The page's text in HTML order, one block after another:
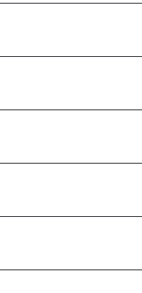
Sabah
Port Region